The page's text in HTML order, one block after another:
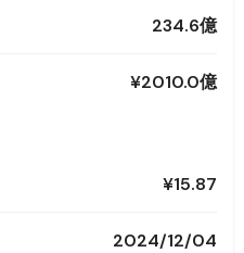
234.6億
¥2010.0億
¥15.87
2024/12/04